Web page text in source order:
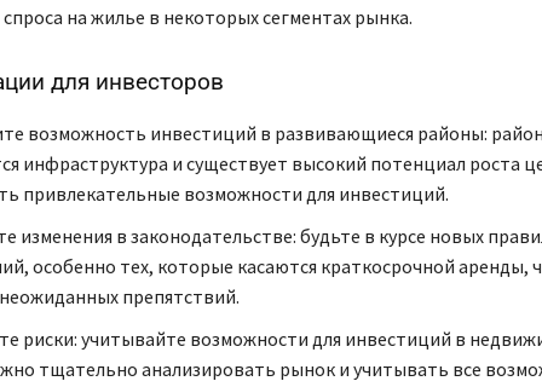
на жилье в некоторых сегментах рынка.
для инвесторов
возможность инвестиций в развивающиеся районы:
инфраструктура и существует высокий потенциал роста
привлекательные возможности для инвестиций.
изменения в законодательстве: будьте в курсе новых
особенно тех, которые касаются краткосрочной аренды,
препятствий.
риски: учитывайте возможности для инвестиций в
тщательно анализировать рынок и учитывать все